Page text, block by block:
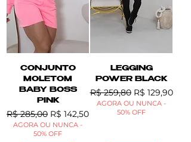
CONJUNTO
MOLETOM
BABY BOSS
PINK
Preço normal
R$ 285,00 Preço promocional
R$ 142,50
AGORA OU NUNCA -
50% OFF
LEGGING
POWER BLACK
Preço normal
R$ 259,80 Preço
R$ 129,90
AGORA OU NUNCA -
50% OFF